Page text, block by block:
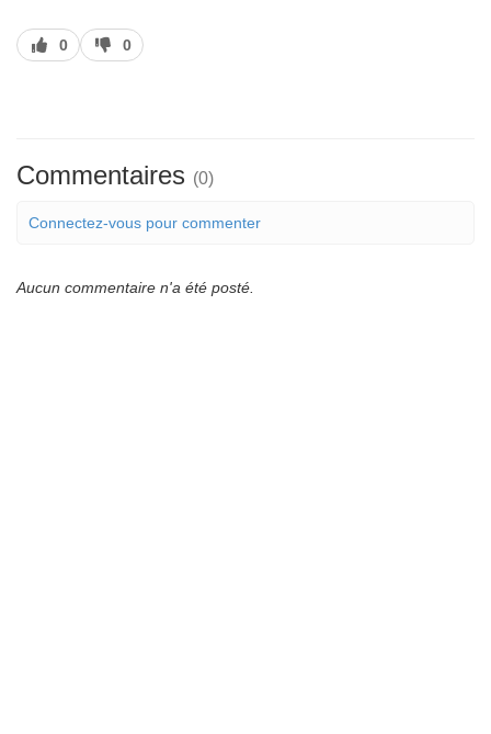
J’aime
0
J’aime
pas
0
Commentaires (0)
Connectez-vous pour commenter
Aucun commentaire n'a été posté.